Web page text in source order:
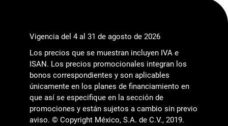
Vigencia del 4 al 31 de agosto de 2026
Los precios que se muestran incluyen IVA e
ISAN. Los precios promocionales integran los
bonos correspondientes y son aplicables
únicamente en los planes de financiamiento en
que así se especifique en la sección de
promociones y están sujetos a cambio sin previo
aviso. © Copyright México, S.A. de C.V., 2019.